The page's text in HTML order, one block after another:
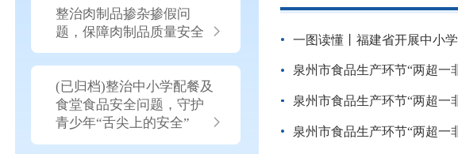
整治肉制品掺杂掺假问
题，保障肉制品质量安全
(已归档)整治中小学配餐及
食堂食品安全问题，守护
青少年“舌尖上的安全”
一图读懂丨福建省开展中小
泉州市食品生产环节“两超一
泉州市食品生产环节“两超一
泉州市食品生产环节“两超一